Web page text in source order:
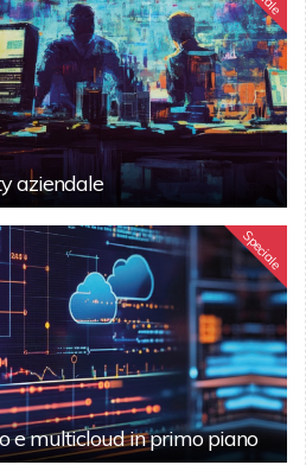
aziendale
Speciale
e multicloud in primo piano